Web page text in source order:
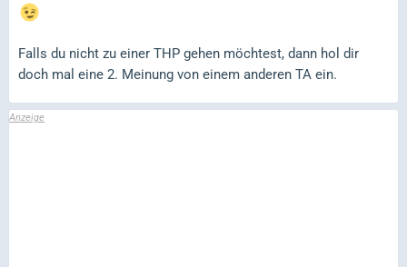
Falls du nicht zu einer THP gehen möchtest, dann hol dir
doch mal eine 2. Meinung von einem anderen TA ein.